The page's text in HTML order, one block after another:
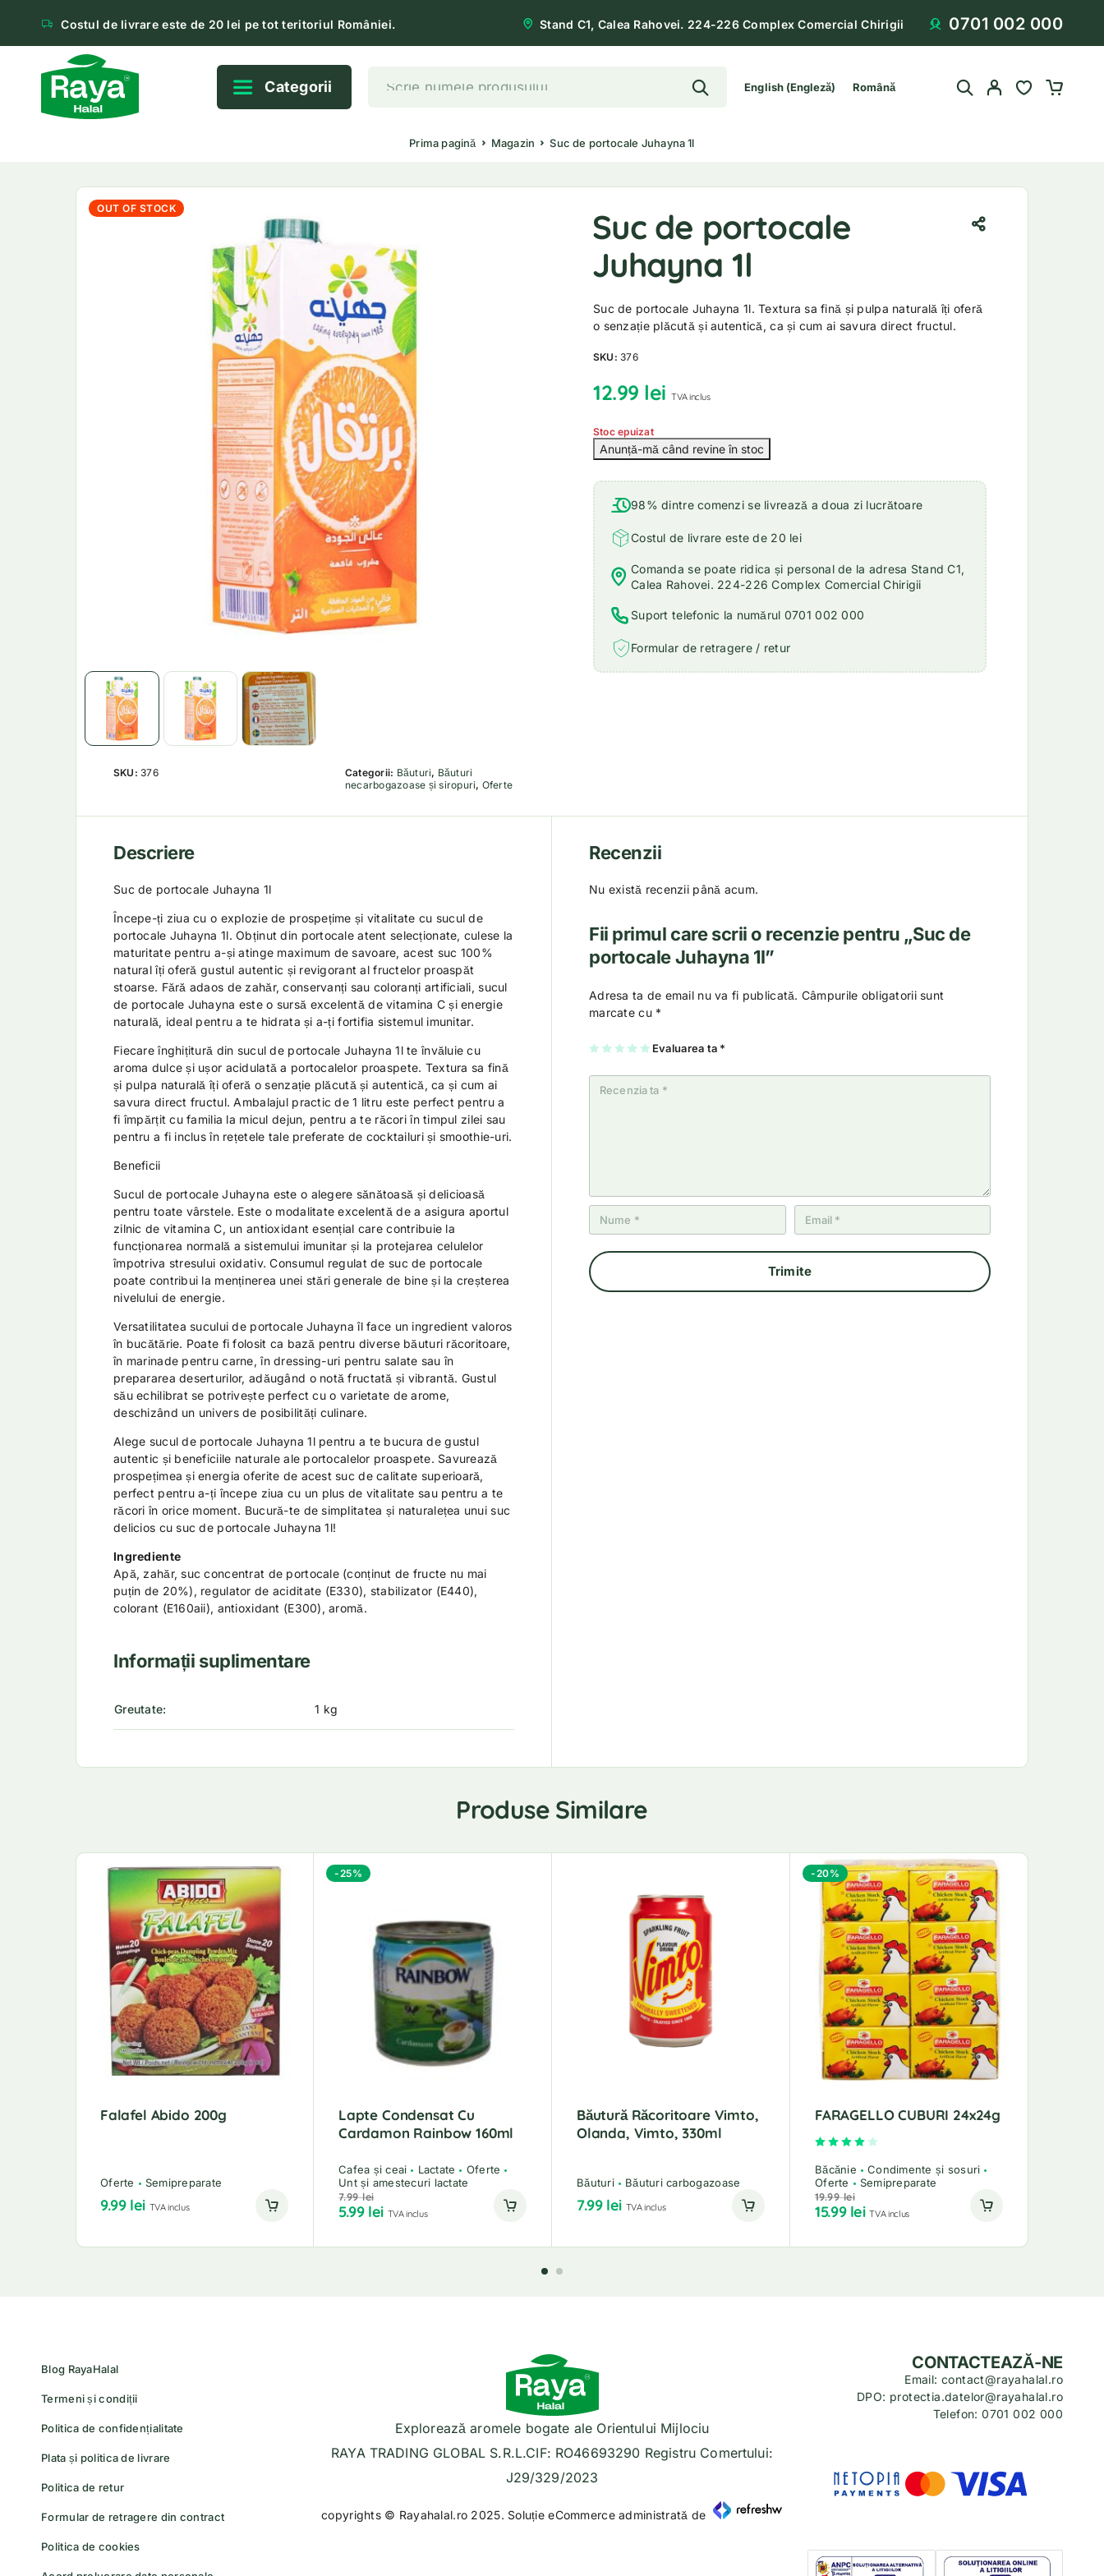
Costul de livrare este de 20 lei pe tot teritoriul României. Stand C1, Calea Rahovei. 224-226 Complex Comercial Chirigii 0701 002 000
Categorii English(Engleză) Română
Prima pagină Magazin Suc de portocale Juhayna 1l
OUT OF STOCK
SKU: 376 Categorii: Băuturi, Băuturi
necarbogazoase și siropuri, Oferte
Suc de portocale
Juhayna 1l
Suc de portocale Juhayna 1l. Textura sa fină și pulpa naturală îți oferă
o senzație plăcută și autentică, ca și cum ai savura direct fructul.
SKU: 376
12.99 lei TVA inclus
Stoc epuizat
98% dintre comenzi se livrează a doua zi lucrătoare
Costul de livrare este de 20 lei
Comanda se poate ridica și personal de la adresa Stand C1,
Calea Rahovei. 224-226 Complex Comercial Chirigii
Suport telefonic la numărul 0701 002 000
Formular de retragere / retur
Descriere
Suc de portocale Juhayna 1l
Începe-ți ziua cu o explozie de prospețime și vitalitate cu sucul de
portocale Juhayna 1l. Obținut din portocale atent selecționate, culese la
maturitate pentru a-și atinge maximum de savoare, acest suc 100%
natural îți oferă gustul autentic și revigorant al fructelor proaspăt
stoarse. Fără adaos de zahăr, conservanți sau coloranți artificiali, sucul
de portocale Juhayna este o sursă excelentă de vitamina C și energie
naturală, ideal pentru a te hidrata și a-ți fortifia sistemul imunitar.
Fiecare înghițitură din sucul de portocale Juhayna 1l te învăluie cu
aroma dulce și ușor acidulată a portocalelor proaspete. Textura sa fină
și pulpa naturală îți oferă o senzație plăcută și autentică, ca și cum ai
savura direct fructul. Ambalajul practic de 1 litru este perfect pentru a
fi împărțit cu familia la micul dejun, pentru a te răcori în timpul zilei sau
pentru a fi inclus în rețetele tale preferate de cocktailuri și smoothie-uri.
Beneficii
Sucul de portocale Juhayna este o alegere sănătoasă și delicioasă
pentru toate vârstele. Este o modalitate excelentă de a asigura aportul
zilnic de vitamina C, un antioxidant esențial care contribuie la
funcționarea normală a sistemului imunitar și la protejarea celulelor
împotriva stresului oxidativ. Consumul regulat de suc de portocale
poate contribui la menținerea unei stări generale de bine și la creșterea
nivelului de energie.
Versatilitatea sucului de portocale Juhayna îl face un ingredient valoros
în bucătărie. Poate fi folosit ca bază pentru diverse băuturi răcoritoare,
în marinade pentru carne, în dressing-uri pentru salate sau în
prepararea deserturilor, adăugând o notă fructată și vibrantă. Gustul
său echilibrat se potrivește perfect cu o varietate de arome,
deschizând un univers de posibilități culinare.
Alege sucul de portocale Juhayna 1l pentru a te bucura de gustul
autentic și beneficiile naturale ale portocalelor proaspete. Savurează
prospețimea și energia oferite de acest suc de calitate superioară,
perfect pentru a-ți începe ziua cu un plus de vitalitate sau pentru a te
răcori în orice moment. Bucură-te de simplitatea și naturalețea unui suc
delicios cu suc de portocale Juhayna 1l!
Ingrediente
Apă, zahăr, suc concentrat de portocale (conținut de fructe nu mai
puțin de 20%), regulator de aciditate (E330), stabilizator (E440),
colorant (E160aii), antioxidant (E300), aromă.
Informații suplimentare
Greutate 1 kg
Recenzii
Nu există recenzii până acum.
Fii primul care scrii o recenzie pentru „Suc de
portocale Juhayna 1l”
Adresa ta de email nu va fi publicată. Câmpurile obligatorii sunt
marcate cu *
Evaluarea ta *
U
na
n
2
di
5
st
el
3
di
5
st
el
4
di
5
st
el
5
di
5
st
el
Produse Similare
Falafel Abido 200g
Oferte Semipreparate
9.99 lei TVA inclus
-25%
Lapte Condensat Cu
Cardamon Rainbow 160ml
Cafea și ceai Lactate
Oferte
Unt și amestecuri lactate
7.99lei
5.99 lei TVA inclus
Băutură Răcoritoare Vimto,
Olanda, Vimto, 330ml
Băuturi Băuturi carbogazoase
7.99 lei TVA inclus
-20%
FARAGELLO CUBURI 24x24g
Evaluat la
Băcănie
Condimente și sosuri
Oferte
Semipreparate
19.99lei
15.99 lei TVA inclus
Blog RayaHalal
Termeni și condiții
Politica de confidențialitate
Plata și politica de livrare
Politica de retur
Formular de retragere din contract
Politica de cookies
Explorează aromele bogate ale Orientului Mijlociu
RAYA TRADING GLOBAL S.R.L.CIF: RO46693290 Registru Comertului:
J29/329/2023
copyrights © Rayahalal.ro 2025. Soluție eCommerce administrată de
CONTACTEAZĂ-NE
Email: contact@rayahalal.ro
DPO: protectia.datelor@rayahalal.ro
Telefon: 0701 002 000